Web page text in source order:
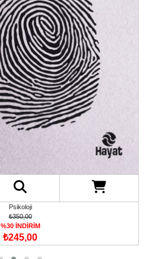
Psikoloji
₺350,00
%30 İNDİRİM
₺245,00